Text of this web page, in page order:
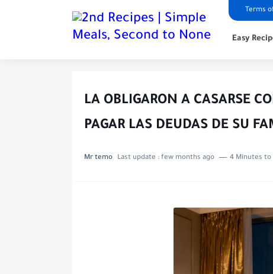
Terms
Easy
LA OBLIGARON A CASARSE
PAGAR LAS DEUDAS DE SU
Mr temo Last update : few months ago 4 Minutes to